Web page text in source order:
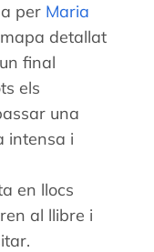
per Maria
detallat
final
els
una
intensa i
en llocs
al llibre i